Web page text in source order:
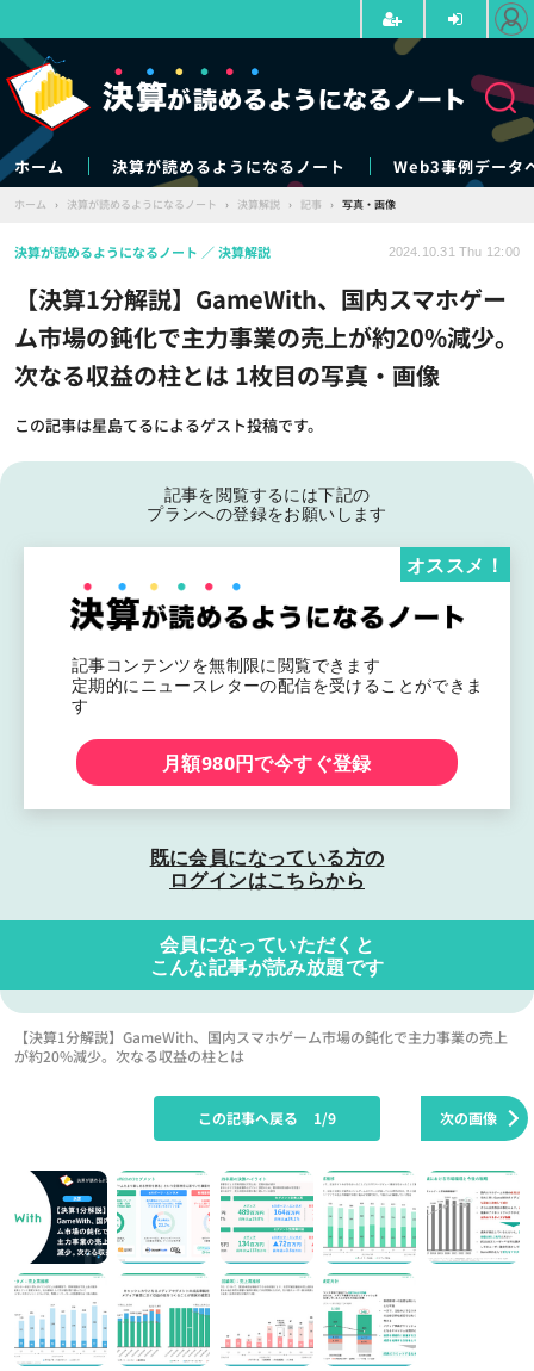
ホーム 決算が読めるようになるノート Web3事例データ
ホーム › 決算が読めるようになるノート › 決算解説 › 記事 › 写真・画像
【決算1分解説】GameWith、国内スマホゲー
ム市場の鈍化で主力事業の売上が約20%減少。
次なる収益の柱とは 1枚目の写真・画像
この記事は星島てるによるゲスト投稿です。
決算が読めるようになるノート 決算解説 2024.10.31 Thu 12:00
記事を閲覧するには下記の
プランへの登録をお願いします
記事コンテンツを無制限に閲覧できます
定期的にニュースレターの配信を受けることができま
す
オススメ！
月額980円で今すぐ登録
既に会員になっている方の
ログインはこちらから
会員になっていただくと
こんな記事が読み放題です
【決算1分解説】GameWith、国内スマホゲーム市場の鈍化で主力事業の売上
が約20%減少。次なる収益の柱とは
次の画像
この記事へ戻る 1/9